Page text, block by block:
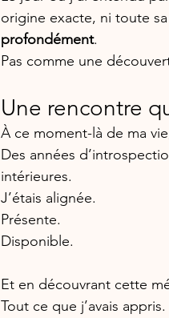
origine exacte, ni toute sa
profondément.
Pas comme une
Une rencontre
À ce moment-là de ma
Des années
intérieures.
J’étais alignée.
Présente.
Disponible.
Et en découvrant cette
Tout ce que j’avais appris.